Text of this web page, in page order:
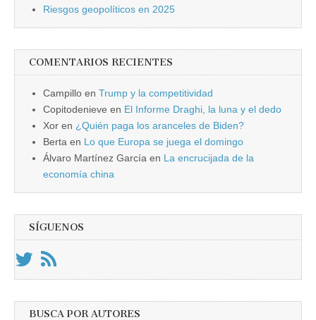
Riesgos geopolíticos en 2025
COMENTARIOS RECIENTES
Campillo en Trump y la competitividad
Copitodenieve en El Informe Draghi, la luna y el dedo
Xor en ¿Quién paga los aranceles de Biden?
Berta en Lo que Europa se juega el domingo
Álvaro Martínez García en La encrucijada de la
economía china
SÍGUENOS
BUSCA POR AUTORES